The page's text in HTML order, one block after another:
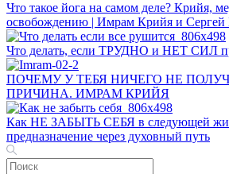
Что такое йога на самом деле? Крийя,
освобождению | Имрам Крийя и Сергей
Что делать, если ТРУДНО и НЕТ СИЛ
ПОЧЕМУ У ТЕБЯ НИЧЕГО НЕ
ПРИЧИНА. ИМРАМ КРИЙЯ
Как НЕ ЗАБЫТЬ СЕБЯ в следующей
предназначение через духовный путь